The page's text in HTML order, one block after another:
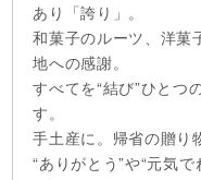
あり「誇り」。
和菓子のルーツ、洋菓
地への感謝。
すべてを“結び”ひとつ
す。
手土産に。帰省の贈り
“ありがとう”や“元気で